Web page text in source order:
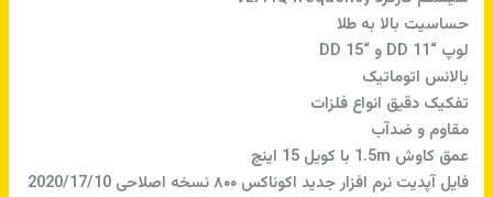
حساسیت بالا به طلا
لوپ “11 DD و “15 DD
بالانس اتوماتیک
تفکیک دقیق انواع فلزات
مقاوم و ضدآب
عمق کاوش 1.5m با کویل 15 اینچ
فایل آپدیت نرم افزار جدید اکوناکس ۸۰۰ نسخه اصلاحی 2020/17/10